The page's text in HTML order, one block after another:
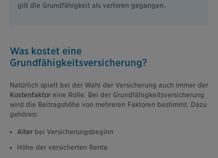
gilt die Grundfähigkeit als verloren gegangen.
Was kostet eine
Grundfähigkeitsversicherung?
Natürlich spielt bei der Wahl der Versicherung auch immer der
Kostenfaktor eine Rolle. Bei der Grundfähigkeitsversicherung
wird die Beitragshöhe von mehreren Faktoren bestimmt. Dazu
gehören:
Alter bei Versicherungsbeginn
Höhe der versicherten Rente